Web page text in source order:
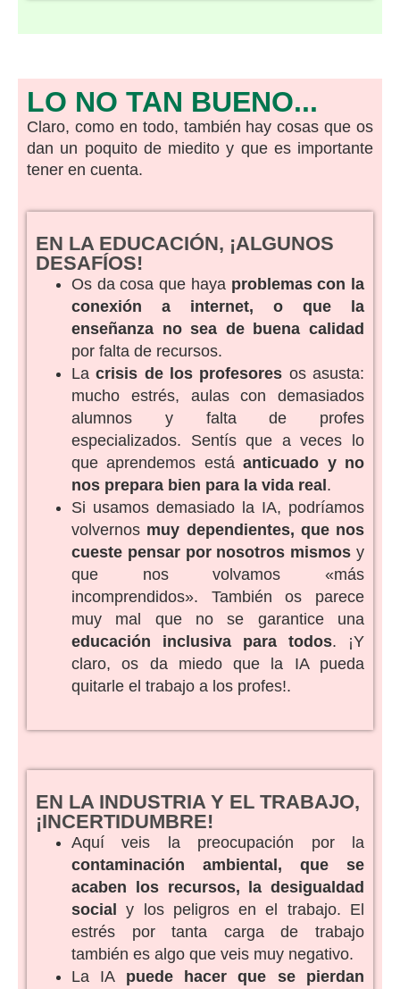
LO NO TAN BUENO...
Claro, como en todo, también hay cosas que os
dan un poquito de miedito y que es importante
tener en cuenta.
EN LA EDUCACIÓN, ¡ALGUNOS
DESAFÍOS!
Os da cosa que haya problemas con la
conexión a internet, o que la
enseñanza no sea de buena calidad
por falta de recursos.
Lacrisis de los profesores os asusta:
mucho estrés, aulas con demasiados
alumnos y falta de profes
especializados. Sentís que a veces lo
que aprendemos estáanticuado y no
nos prepara bien para la vida real .
Si usamos demasiado la IA, podríamos
volvernos muy dependientes, que nos
cueste pensar por nosotros mismos y
que nos volvamos «más
incomprendidos». También os parece
muy mal que no se garantice una
educación inclusiva para todos. ¡Y
claro, os da miedo que la IA pueda
quitarle el trabajo a los profes!.
EN LA INDUSTRIA Y EL TRABAJO,
¡INCERTIDUMBRE!
Aquí veis la preocupación por la
contaminación ambiental, que se
acaben los recursos, la desigualdad
social
y los peligros en el trabajo. El
estrés por tanta carga de trabajo
también es algo que veis muy negativo.
La IA puede hacer que se pierdan